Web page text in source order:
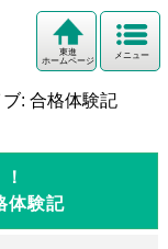
メニュー
東進
ホームページ
: 合格体験記
験記